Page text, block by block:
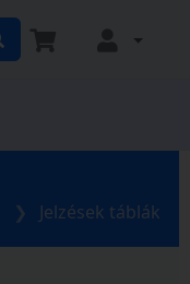
Jelzések táblák